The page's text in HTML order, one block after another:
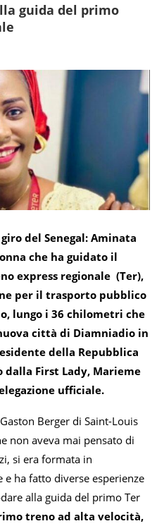
guida del primo
del Senegal: Aminata
che ha guidato il
express regionale (Ter),
per il trasporto pubblico
lungo i 36 chilometri che
città di Diamniadio in
della Repubblica
dalla First Lady, Marieme
ufficiale.
Berger di Saint-Louis
non aveva mai pensato di
si era formata in
ha fatto diverse esperienze
alla guida del primo Ter
treno ad alta velocità,